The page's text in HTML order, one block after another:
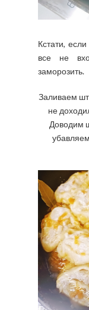
Кстати,
все не
заморозить.
Заливаем
не
Доводим